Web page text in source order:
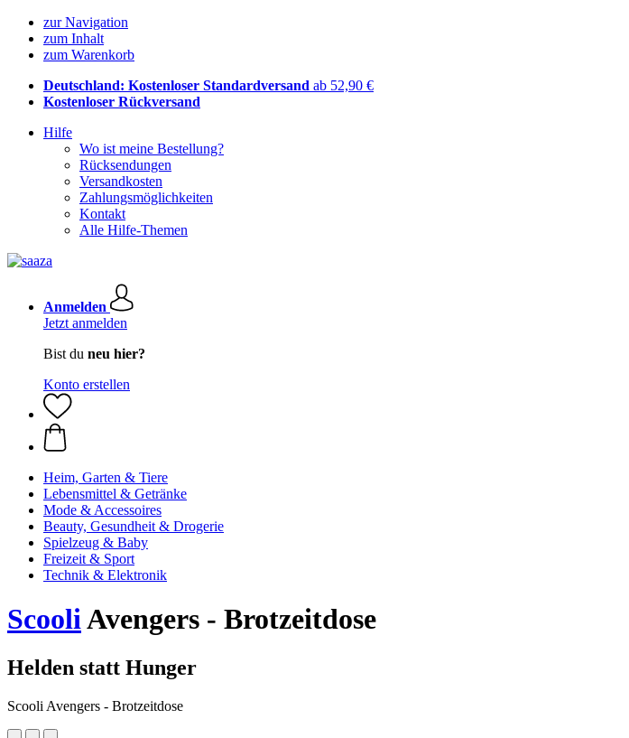
zur Navigation
zum Inhalt
zum Warenkorb
Deutschland: Kostenloser Standardversand ab 52,90 €
Kostenloser Rückversand
Hilfe
Wo ist meine Bestellung?
Rücksendungen
Versandkosten
Zahlungsmöglichkeiten
Kontakt
Alle Hilfe-Themen
Anmelden
Jetzt anmelden
Bist du neu hier?
Konto erstellen
Heim, Garten & Tiere
Lebensmittel & Getränke
Mode & Accessoires
Beauty, Gesundheit & Drogerie
Spielzeug & Baby
Freizeit & Sport
Technik & Elektronik
ScooliAvengers - Brotzeitdose
Helden statt Hunger
Scooli Avengers - Brotzeitdose